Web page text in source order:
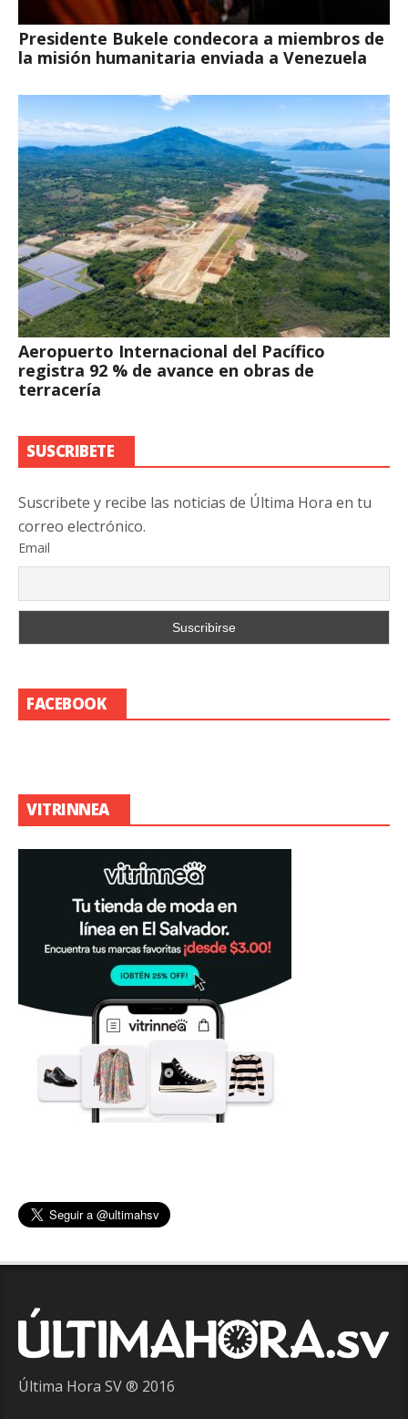
Presidente Bukele condecora a miembros de
la misión humanitaria enviada a Venezuela
Aeropuerto Internacional del Pacífico
registra 92 % de avance en obras de
terracería
SUSCRIBETE
Suscribete y recibe las noticias de Última Hora en tu
correo electrónico.
Email
FACEBOOK
VITRINNEA
Última Hora SV ® 2016